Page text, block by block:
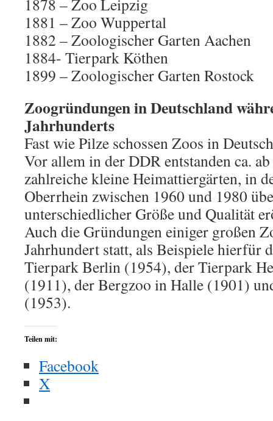
1878 – Zoo Leipzig
1881 – Zoo Wuppertal
1882 – Zoologischer Garten Aachen
1884- Tierpark Köthen
1899 – Zoologischer Garten Rostock
Zoogründungen in Deutschland
Jahrhunderts
Fast wie Pilze schossen Zoos in
Vor allem in der DDR entstanden ca.
zahlreiche kleine Heimattiergärten, in
Oberrhein zwischen 1960 und 1980
unterschiedlicher Größe und Qualität
Auch die Gründungen einiger großen
Jahrhundert statt, als Beispiele hierfür
Tierpark Berlin (1954), der Tierpark
(1911), der Bergzoo in Halle (1901)
(1953).
Teilen mit:
Facebook
X